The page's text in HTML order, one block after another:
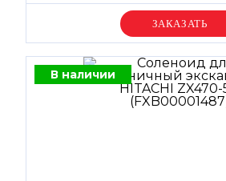
Уточняйте цену
В наличии